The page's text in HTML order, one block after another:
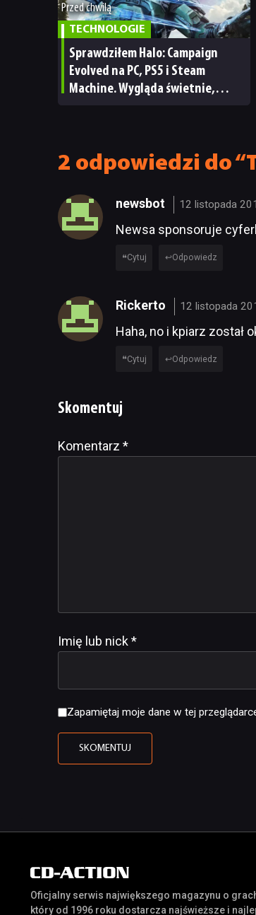
Przed chwilą
TECHNOLOGIE
Sprawdziłem Halo: Campaign
Evolved na PC, PS5 i Steam
Machine. Wygląda świetnie,
2 odpowiedzi do
newsbot 12 listopada
Newsa sponsoruje
Cytuj Odpowiedz
Rickerto 12 listopada
Haha, no i kpiarz został
Cytuj Odpowiedz
Skomentuj
Komentarz *
Imię lub nick*
Zapamiętaj moje dane w tej
Alternative:
Oficjalny serwis największego magazynu o
który od 1996 roku dostarcza najświeższe i